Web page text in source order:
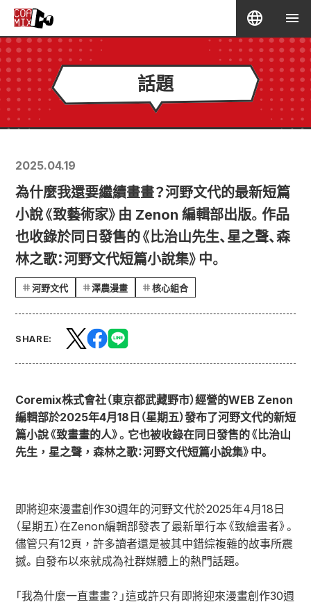
話題
2025.04.19
為什麼我還要繼續畫畫？河野文代的最新短篇
小說《致藝術家》由 Zenon 編輯部出版。作品
也收錄於同日發售的《比治山先生、星之聲、森
林之歌：河野文代短篇小說集》中。
河野文代 澤農漫畫 核心組合
SHARE:
Coremix株式會社（東京都武藏野市）經營的WEB Zenon
編輯部於2025年4月18日（星期五）發布了河野文代的新短
篇小說《致畫畫的人》。它也被收錄在同日發售的《比治山
先生，星之聲，森林之歌：河野文代短篇小說集》中。
即將迎來漫畫創作30週年的河野文代於2025年4月18日
（星期五）在Zenon編輯部發表了最新單行本《致繪畫者》。
儘管只有12頁，許多讀者還是被其中錯綜複雜的故事所震
撼。自發布以來就成為社群媒體上的熱門話題。
「我為什麼一直畫畫？」這或許只有即將迎來漫畫創作30週